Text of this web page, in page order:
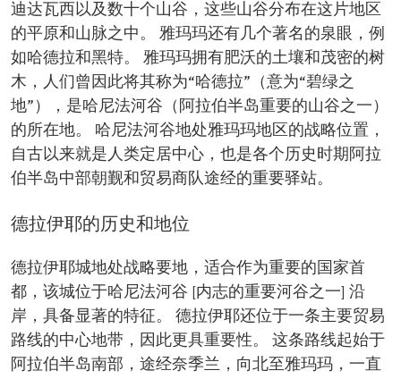
迪达瓦西以及数十个山谷，这些山谷分布在这片地区
的平原和山脉之中。 雅玛玛还有几个著名的泉眼，例
如哈德拉和黑特。 雅玛玛拥有肥沃的土壤和茂密的树
木，人们曾因此将其称为“哈德拉”（意为“碧绿之
地”），是哈尼法河谷（阿拉伯半岛重要的山谷之一）
的所在地。 哈尼法河谷地处雅玛玛地区的战略位置，
自古以来就是人类定居中心，也是各个历史时期阿拉
伯半岛中部朝觐和贸易商队途经的重要驿站。
德拉伊耶的历史和地位
德拉伊耶城地处战略要地，适合作为重要的国家首
都，该城位于哈尼法河谷 [内志的重要河谷之一] 沿
岸，具备显著的特征。 德拉伊耶还位于一条主要贸易
路线的中心地带，因此更具重要性。 这条路线起始于
阿拉伯半岛南部，途经奈季兰，向北至雅玛玛，一直